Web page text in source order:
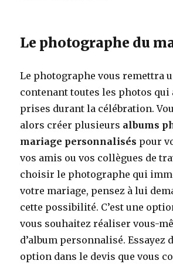
Le photographe du
Le photographe vous remettra
contenant toutes les photos qui
prises durant la célébration.
alors créer plusieurs albums
mariage personnalisés pour
vos amis ou vos collègues de
choisir le photographe qui
votre mariage, pensez à lui
cette possibilité. C’est une
vous souhaitez réaliser vous-
d’album personnalisé. Essayez
option dans le devis que vous